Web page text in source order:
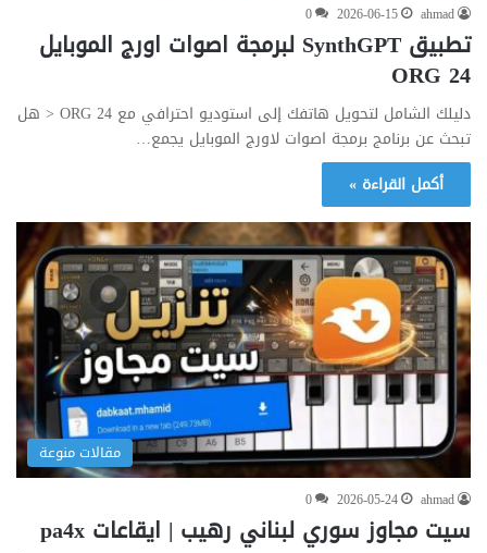
ahmad
2026-06-15
0
تطبيق SynthGPT لبرمجة اصوات اورج الموبايل
ORG 24
دليلك الشامل لتحويل هاتفك إلى استوديو احترافي مع ORG 24 < هل
تبحث عن برنامج برمجة اصوات لاورج الموبايل يجمع…
أكمل القراءة »
مقالات منوعة
ahmad
2026-05-24
0
سيت مجاوز سوري لبناني رهيب | ايقاعات pa4x